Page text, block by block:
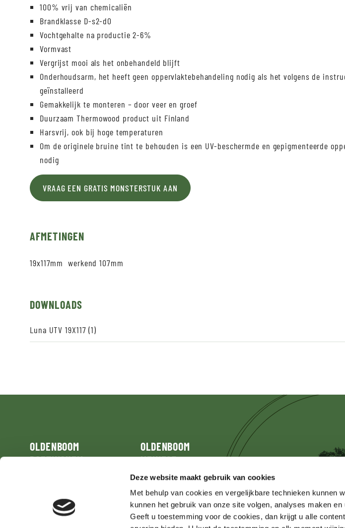
Deze website maakt gebruik van cookies
Met behulp van cookies en vergelijkbare technieken kunnen
kunnen het gebruik van onze site volgen, analyses maken
Geeft u toestemming voor de cookies, dan krijgt u alle
100% vrij van chemicaliën
Brandklasse D-s2-d0
Vochtgehalte na productie 2-6%
Vormvast
Vergrijst mooi als het onbehandeld blijft
Onderhoudsarm, het heeft geen oppervlaktebehandeling nodig als het volgens de
geïnstalleerd
Gemakkelijk te monteren – door veer en groef
Duurzaam Thermowood product uit Finland
Harsvrij, ook bij hoge temperaturen
Om de originele bruine tint te behouden is een UV-beschermde en gepigmenteerde
nodig
VRAAG EEN GRATIS MONSTERSTUK AAN
AFMETINGEN
19x117mm werkend 107mm
DOWNLOADS
Luna UTV 19X117 (1)
OLDENBOOM
DOETINCHEM
+31(0)314 371717
OLDENBOOM
MEINESZ
Zuidwalweg 22
8861 NV Harlingen
T: +31(0)517 413741
meinesz@oldenboom.nl